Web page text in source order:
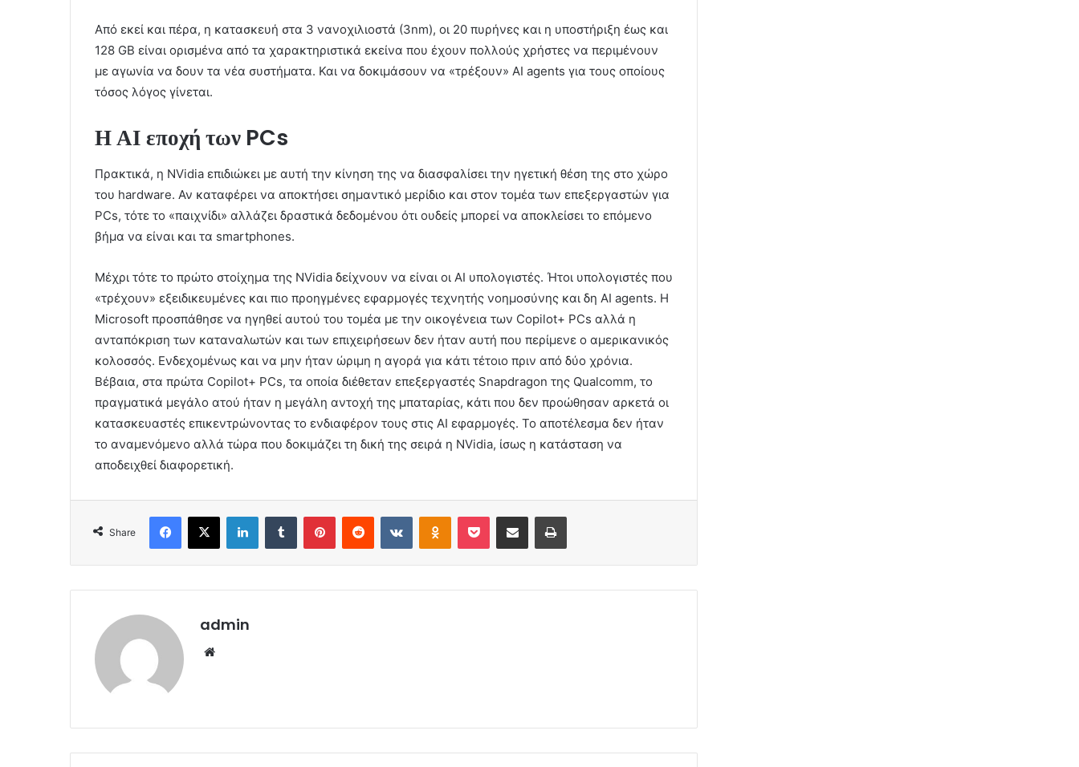
Από εκεί και πέρα, η κατασκευή στα 3 νανοχιλιοστά (3nm), οι 20 πυρήνες και η υποστήριξη έως και
128 GB είναι ορισμένα από τα χαρακτηριστικά εκείνα που έχουν πολλούς χρήστες να περιμένουν
με αγωνία να δουν τα νέα συστήματα. Και να δοκιμάσουν να «τρέξουν» AI agents για τους οποίους
τόσος λόγος γίνεται.
Η ΑΙ εποχή των PCs
Πρακτικά, η NVidia επιδιώκει με αυτή την κίνηση της να διασφαλίσει την ηγετική θέση της στο χώρο
του hardware. Αν καταφέρει να αποκτήσει σημαντικό μερίδιο και στον τομέα των επεξεργαστών για
PCs, τότε το «παιχνίδι» αλλάζει δραστικά δεδομένου ότι ουδείς μπορεί να αποκλείσει το επόμενο
βήμα να είναι και τα smartphones.
Μέχρι τότε το πρώτο στοίχημα της NVidia δείχνουν να είναι οι ΑΙ υπολογιστές. Ήτοι υπολογιστές που
«τρέχουν» εξειδικευμένες και πιο προηγμένες εφαρμογές τεχνητής νοημοσύνης και δη ΑΙ agents. Η
Microsoft προσπάθησε να ηγηθεί αυτού του τομέα με την οικογένεια των Copilot+ PCs αλλά η
ανταπόκριση των καταναλωτών και των επιχειρήσεων δεν ήταν αυτή που περίμενε ο αμερικανικός
κολοσσός. Ενδεχομένως και να μην ήταν ώριμη η αγορά για κάτι τέτοιο πριν από δύο χρόνια.
Βέβαια, στα πρώτα Copilot+ PCs, τα οποία διέθεταν επεξεργαστές Snapdragon της Qualcomm, το
πραγματικά μεγάλο ατού ήταν η μεγάλη αντοχή της μπαταρίας, κάτι που δεν προώθησαν αρκετά οι
κατασκευαστές επικεντρώνοντας το ενδιαφέρον τους στις ΑΙ εφαρμογές. Το αποτέλεσμα δεν ήταν
το αναμενόμενο αλλά τώρα που δοκιμάζει τη δική της σειρά η NVidia, ίσως η κατάσταση να
αποδειχθεί διαφορετική.
Share
Facebook
X LinkedInTumblr PinterestReddit VKontakteOdnoklassniki
Pocket Share via Email Print
admin